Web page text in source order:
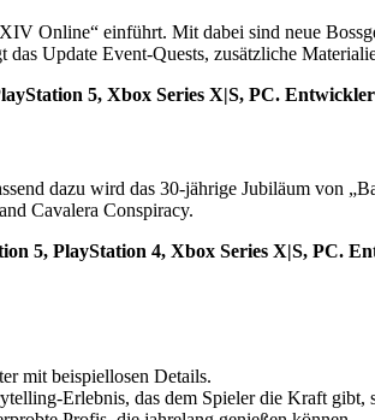
Online“ einführt. Mit dabei sind neue
Update Event-Quests, zusätzliche
5, Xbox Series X|S, PC.
dazu wird das 30-jährige Jubiläum von
Cavalera Conspiracy.
5, PlayStation 4, Xbox Series X|S, PC.
mit beispiellosen Details.
Erlebnis, das dem Spieler die Kraft